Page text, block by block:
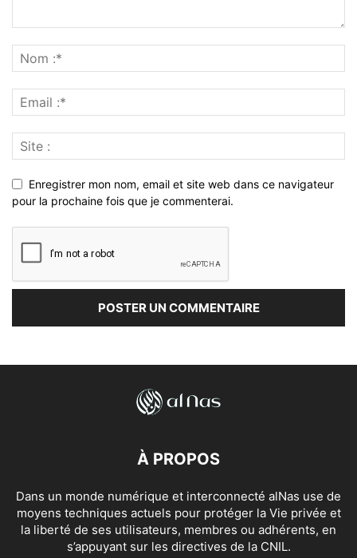
Enregistrer mon nom, email et site web dans ce navigateur
pour la prochaine fois que je commenterai.
À PROPOS
Dans un monde numérique et interconnecté alNas use de
moyens techniques actuels pour protéger la Vie privée et
la liberté de ses utilisateurs, membres ou adhérents, en
s’appuyant sur les directives de la CNIL.